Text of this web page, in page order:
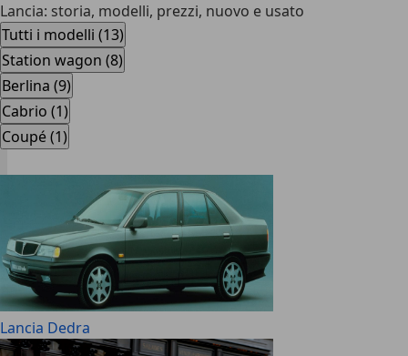
Lancia: storia, modelli, prezzi, nuovo e usato
Tutti i modelli (13)
Station wagon (8)
Berlina (9)
Cabrio (1)
Coupé (1)
Lancia Dedra